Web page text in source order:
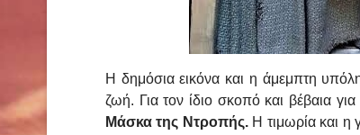
Η δημόσια εικόνα και η άμεμπτη
ζωή. Για τον ίδιο σκοπό και βέβαια
Μάσκα της Ντροπής.Η τιμωρία και η